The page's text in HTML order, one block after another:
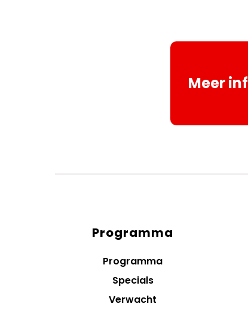
Meer
DienstenProgramma
Programma
Specials
Verwacht